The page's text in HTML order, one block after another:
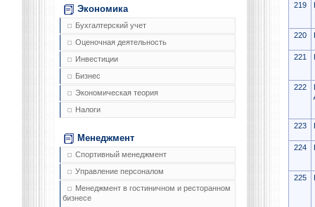
Экономика
Бухгалтерский учет
Оценочная деятельность
Инвестиции
Бизнес
Экономическая теория
Налоги
Менеджмент
Спортивный менеджмент
Управление персоналом
Менеджмент в гостиничном и ресторанном
бизнесе
219
220
221
222
223
224
225